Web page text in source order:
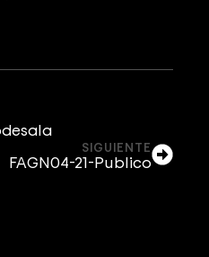
SIGUIENTE
FAGN04-21-Publico